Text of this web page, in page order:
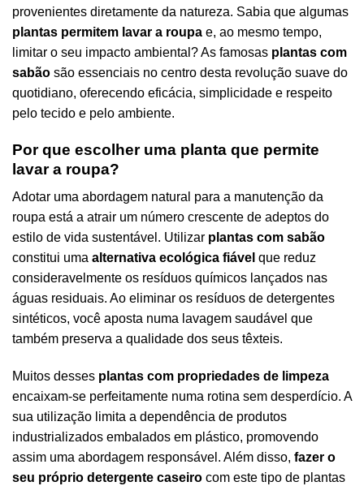
provenientes diretamente da natureza. Sabia que algumas
plantas permitem lavar a roupa e, ao mesmo tempo,
limitar o seu impacto ambiental? As famosas plantas com
sabão são essenciais no centro desta revolução suave do
quotidiano, oferecendo eficácia, simplicidade e respeito
pelo tecido e pelo ambiente.
Por que escolher uma planta que permite
lavar a roupa?
Adotar uma abordagem natural para a manutenção da
roupa está a atrair um número crescente de adeptos do
estilo de vida sustentável. Utilizar plantas com sabão
constitui uma alternativa ecológica fiável que reduz
consideravelmente os resíduos químicos lançados nas
águas residuais. Ao eliminar os resíduos de detergentes
sintéticos, você aposta numa lavagem saudável que
também preserva a qualidade dos seus têxteis.
Muitos desses plantas com propriedades de limpeza
encaixam-se perfeitamente numa rotina sem desperdício. A
sua utilização limita a dependência de produtos
industrializados embalados em plástico, promovendo
assim uma abordagem responsável. Além disso, fazer o
seu próprio detergente caseiro com este tipo de plantas